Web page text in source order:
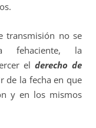
transmisión no se
fehaciente, la
el derecho de
de la fecha en que
y en los mismos